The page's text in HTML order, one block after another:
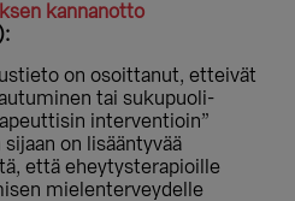
kannanotto
on osoittanut, etteivät
tai sukupuoli-
interventioin”
on lisääntyvää
että eheytysterapioille
mielenterveydelle